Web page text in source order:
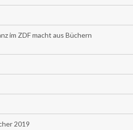
im ZDF macht aus Büchern
2019